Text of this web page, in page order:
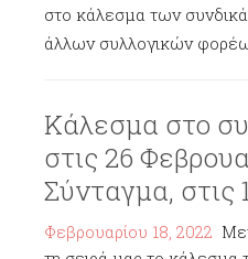
στο κάλεσμα των
άλλων συλλογικών
Κάλεσμα στο
στις 26
Σύνταγμα, στις
Φεβρουαρίου 18, 2022